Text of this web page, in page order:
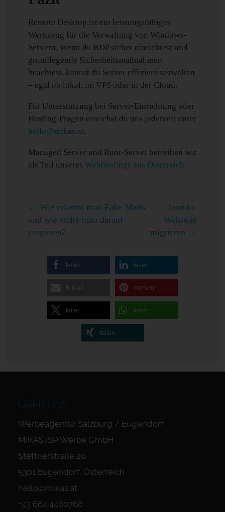
Remote Desktop ist ein leistungsfähiges
Werkzeug für die Verwaltung von Windows-
Servern. Wenn du RDP sicher einrichtest und
grundlegende Sicherheitsmaßnahmen
beachtest, kannst du Server effizient verwalten
– egal ob lokal, im VPS oder in der Cloud.
Für Unterstützung bei Server-Einrichtung oder
Hosting-Fragen erreichst du uns jederzeit unter
hello@mikas.at.
Managed Server und Root-Server betreiben wir
als Teil unseresWebhostings aus Österreich.
←Wie erkennt man Fake Mails
und wie sollte man darauf
reagieren?
Joomla-
Webseite
migrieren →
teilen teilen
merken
teilen teilen
teilen
ÜBER UNS
Werbeagentur Salzburg / Eugendorf
MIKAS ISP Werbe GmbH
Stettnerstraße 20
5301 Eugendorf, Österreich
hello@mikas.at
+43 664 4460768